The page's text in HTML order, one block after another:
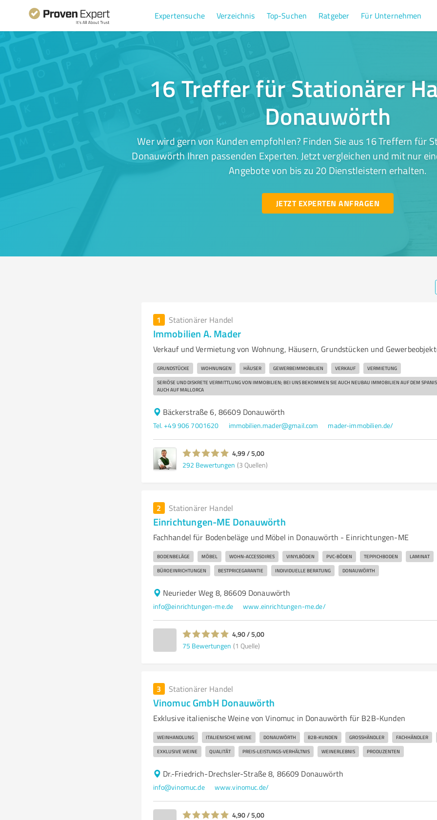
Expertensuche Verzeichnis Top-Suchen Ratgeber Für Unternehmen
16 Treffer für Stationärer
Donauwörth
Wer wird gern von Kunden empfohlen? Finden Sie aus 16 Treffern für
Donauwörth Ihren passenden Experten. Jetzt vergleichen und mit nur
Angebote von bis zu 20 Dienstleistern erhalten.
JETZT EXPERTEN ANFRAGEN
1 Stationärer Handel
Immobilien A. Mader
Verkauf und Vermietung von Wohnung, Häusern, Grundstücken und
GRUNDSTÜCKE WOHNUNGEN HÄUSER GEWERBEIMMOBILIEN VERKAUF VERMIETUNG
SERIÖSE UND DISKRETE VERMITTLUNG VON IMMOBILIEN; BEI UNS BEKOMMEN SIE AUCH NEUBAU IMMOBILIEN AUF DEM
AUCH AUF MALLORCA
Bäckerstraße 6, 86609 Donauwörth
Tel. +49 906 7001620 immobilien.mader@gmail.com mader-immobilien.de/
4,99 / 5,00
292 Bewertungen (3 Quellen)
2 Stationärer Handel
Einrichtungen-ME Donauwörth
Fachhandel für Bodenbeläge und Möbel in Donauwörth - Einrichtungen-ME
BODENBELÄGE MÖBEL WOHN-ACCESSOIRES VINYLBÖDEN PVC-BÖDEN TEPPICHBODEN LAMINAT
BÜROEINRICHTUNGEN BESTPRICEGARANTIE INDIVIDUELLE BERATUNG DONAUWÖRTH
Neurieder Weg 8, 86609 Donauwörth
info@einrichtungen-me.de www.einrichtungen-me.de/
4,90 / 5,00
75 Bewertungen (1 Quelle)
3 Stationärer Handel
Vinomuc GmbH Donauwörth
Exklusive italienische Weine von Vinomuc in Donauwörth für B2B-Kunden
WEINHANDLUNG ITALIENISCHE WEINE DONAUWÖRTH B2B-KUNDEN GROSSHÄNDLER FACHHÄNDLER
EXKLUSIVE WEINE QUALITÄT PREIS-LEISTUNGS-VERHÄLTNIS WEINERLEBNIS PRODUZENTEN
Dr.-Friedrich-Drechsler-Straße 8, 86609 Donauwörth
info@vinomuc.de www.vinomuc.de/
4,90 / 5,00